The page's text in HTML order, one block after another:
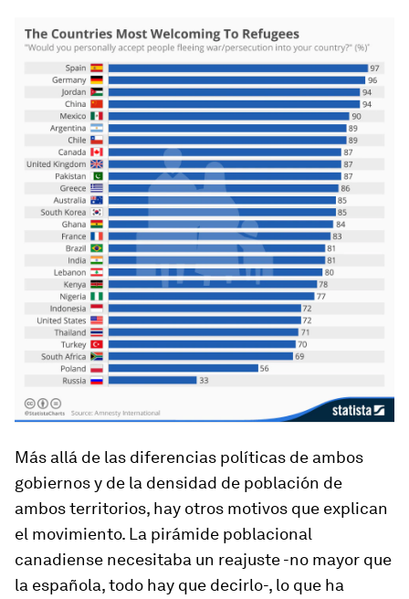
Más allá de las diferencias políticas de ambos
gobiernos y de la densidad de población de
ambos territorios, hay otros motivos que explican
el movimiento. La pirámide poblacional
canadiense necesitaba un reajuste -no mayor que
la española, todo hay que decirlo-, lo que ha